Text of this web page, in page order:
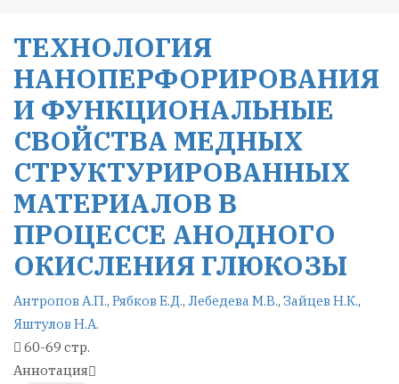
ТЕХНОЛОГИЯ
НАНОПЕРФОРИРОВАНИЯ
И ФУНКЦИОНАЛЬНЫЕ
СВОЙСТВА МЕДНЫХ
СТРУКТУРИРОВАННЫХ
МАТЕРИАЛОВ В
ПРОЦЕССЕ АНОДНОГО
ОКИСЛЕНИЯ ГЛЮКОЗЫ
Антропов А.П., Рябков Е.Д., Лебедева М.В., Зайцев Н.К.,
Яштулов Н.А.
60-69 стр.
Аннотация